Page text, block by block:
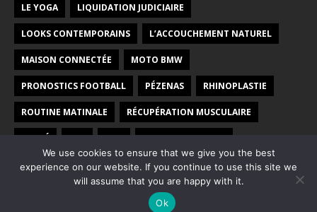
LE YOGA LIQUIDATION JUDICIAIRE
LOOKS CONTEMPORAINS L’ACCOUCHEMENT NATUREL
MAISON CONNECTÉE MOTO BMW
PRONOSTICS FOOTBALL PÉZENAS RHINOPLASTIE
ROUTINE MATINALE RÉCUPÉRATION MUSCULAIRE
SANTÉ SEO SITE VOYAGE AU MAROC
YOGA PRÉNATAL ÉCOLE ÉNERGIE VERTE
We use cookies to ensure that we give you the best
experience on our website. If you continue to use this site we
will assume that you are happy with it.
Ok